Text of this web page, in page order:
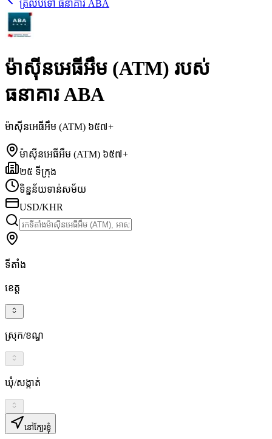
ត្រលប់ទៅ ធនាគារ ABA
ម៉ាស៊ីនអេធីអឹម (ATM) របស់
ធនាគារ ABA
ម៉ាស៊ីនអេធីអឹម (ATM) ៦៥៧+
ម៉ាស៊ីនអេធីអឹម (ATM) ៦៥៧+
២៥ ទីក្រុង
ទិន្នន័យទាន់សម័យ
USD/KHR
ទីតាំង
ខេត្ត
ស្រុក/ខណ្ឌ
ឃុំ/សង្កាត់
នៅក្បែរខ្ញុំ